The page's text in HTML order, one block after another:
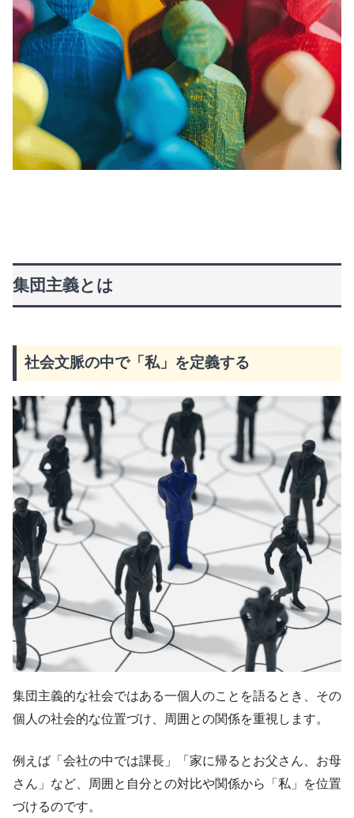
集団主義とは
社会文脈の中で「私」を定義する
集団主義的な社会ではある一個人のことを語るとき、その
個人の社会的な位置づけ、周囲との関係を重視します。​
例えば「会社の中では課長」「家に帰るとお父さん、お母
さん」など、周囲と自分との対比や関係から「私」を位置
づけるのです。